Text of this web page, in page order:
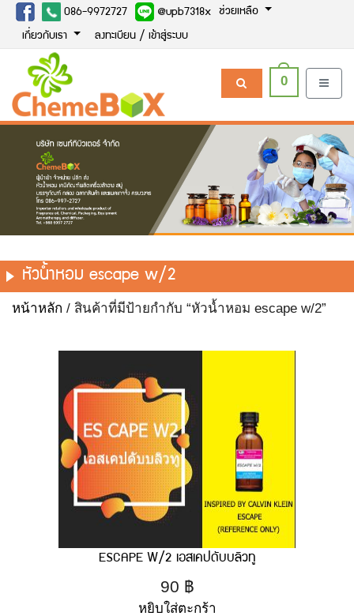
086-9972727 @upb7318x ช่วยเหลือ
เกี่ยวกับเรา ลงทะเบียน / เข้าสู่ระบบ
0
หัวน้ำหอม escape w/2
หน้าหลัก / สินค้าที่มีป้ายกำกับ “หัวน้ำหอม escape w/2”
ESCAPE W/2 เอสเคปดับบลิวทู
90 ฿
หยิบใส่ตะกร้า